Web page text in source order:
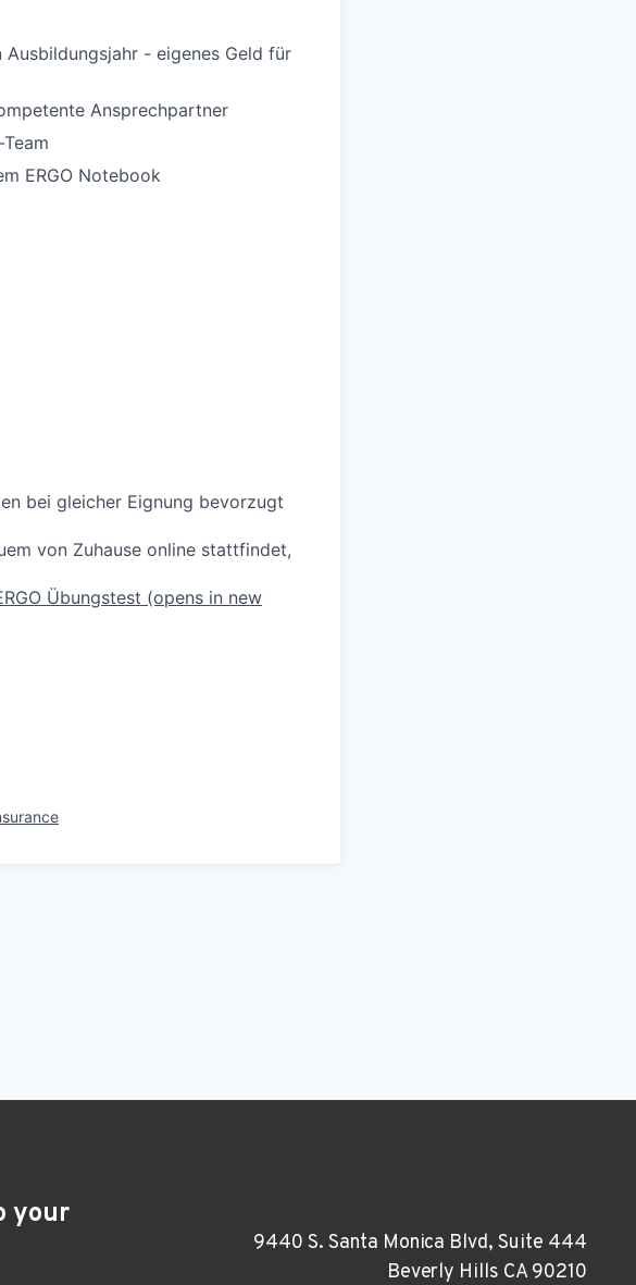
- eigenes Geld für
Ansprechpartner
ERGO Notebook
bei gleicher Eignung bevorzugt
von Zuhause online stattfindet,
Übungstest (opens in new
your
9440 S. Santa Monica Blvd, Suite 444
Beverly Hills CA 90210